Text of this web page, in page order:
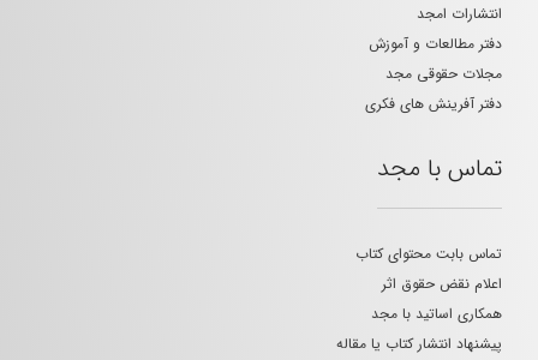
انتشارات امجد
دفتر مطالعات و آموزش
مجلات حقوقی مجد
دفتر آفرینش های فکری
تماس با مجد
تماس بابت محتوای کتاب
اعلام نقض حقوق اثر
همکاری اساتید با مجد
پیشنهاد انتشار کتاب یا مقاله